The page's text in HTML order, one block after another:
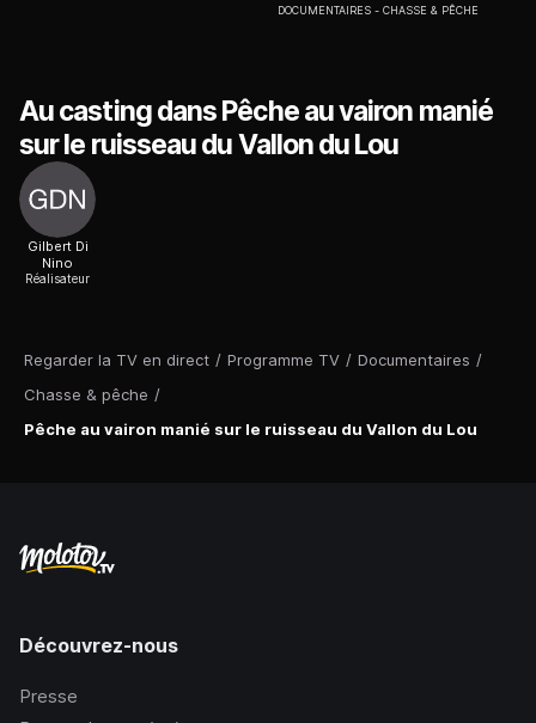
Regarder la TV en direct / Programme TV / Documentaires /
Chasse & pêche /
Pêche au vairon manié sur le ruisseau du Vallon du Lou
DOCUMENTAIRES CHASSE & PÊCHE
Au casting dans Pêche au vairon manié
sur le ruisseau du Vallon du Lou
Gilbert Di
Nino
Réalisateur
Découvrez-nous
Presse